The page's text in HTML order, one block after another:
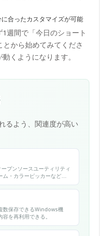
合ったカスタマイズが可能
週間で「今日のショート
から始めてみてくださ
くようになります。
るよう、関連度が高い
プンソースユーティリティ
ム・カラーピッカーなど多
数保存できるWindows機
を再利用できる。